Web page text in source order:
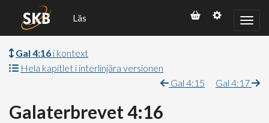
Läs
Gal 4:16 i kontext
Hela kapitlet i interlinjära versionen
Gal 4:15
Gal 4:17
Galaterbrevet 4:16